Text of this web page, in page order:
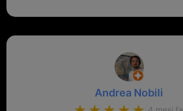
Sicuramente tornerò qui per qualsiasi
Andrea Nobili